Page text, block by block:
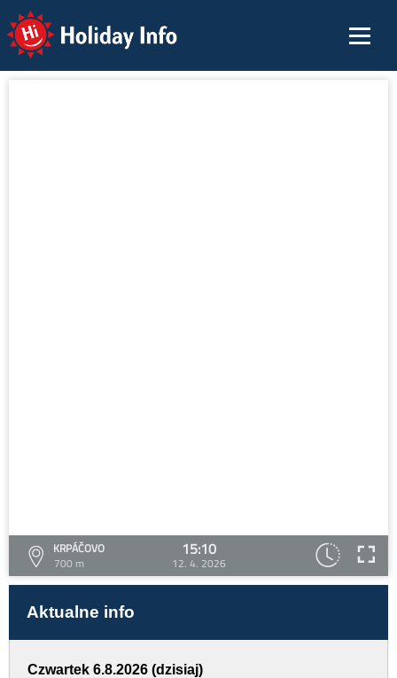
Holiday Info
KRPÁČOVO
700 m
15:10
12. 4. 2026
Aktualne info
Czwartek 6.8.2026 (dzisiaj)